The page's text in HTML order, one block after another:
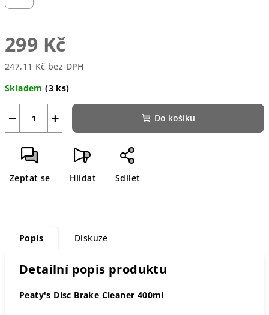
299 Kč
247,11 Kč bez DPH
cena:
Skladem(3 ks)
+
− Do košíku
Zeptat se Hlídat Sdílet
Popis Diskuze
Detailní popis produktu
Peaty's Disc Brake Cleaner 400ml